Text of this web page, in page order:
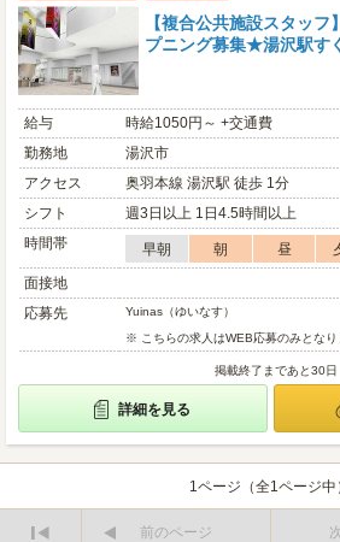
【複合公共施設スタッ
プニング募集★湯沢駅す
給与
時給1050円～ +交通費
勤務地
湯沢市
アクセス
奥羽本線 湯沢駅 徒歩 1分
シフト
週3日以上 1日4.5時間以上
時間帯
早朝 朝 昼
面接地
応募先
Yuinas（ゆいなす）
※ こちらの求人はWEB応募のみとなり
掲載終了まであと30日
詳細を見る
1ページ（全1ページ中
前のページ